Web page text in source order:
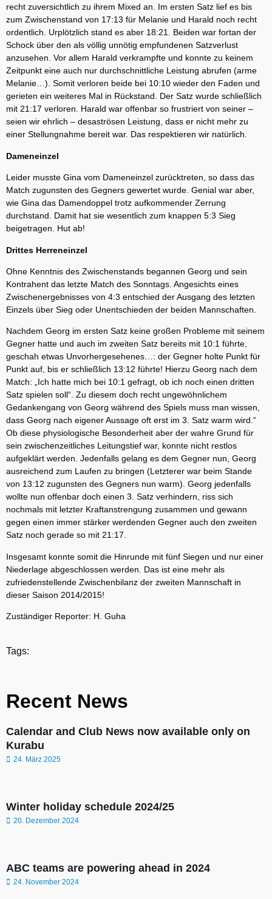
recht zuversichtlich zu ihrem Mixed an. Im ersten Satz lief es bis
zum Zwischenstand von 17:13 für Melanie und Harald noch recht
ordentlich. Urplötzlich stand es aber 18:21. Beiden war fortan der
Schock über den als völlig unnötig empfundenen Satzverlust
anzusehen. Vor allem Harald verkrampfte und konnte zu keinem
Zeitpunkt eine auch nur durchschnittliche Leistung abrufen (arme
Melanie…). Somit verloren beide bei 10:10 wieder den Faden und
gerieten ein weiteres Mal in Rückstand. Der Satz wurde schließlich
mit 21:17 verloren. Harald war offenbar so frustriert von seiner –
seien wir ehrlich – desaströsen Leistung, dass er nicht mehr zu
einer Stellungnahme bereit war. Das respektieren wir natürlich.
Dameneinzel
Leider musste Gina vom Dameneinzel zurücktreten, so dass das
Match zugunsten des Gegners gewertet wurde. Genial war aber,
wie Gina das Damendoppel trotz aufkommender Zerrung
durchstand. Damit hat sie wesentlich zum knappen 5:3 Sieg
beigetragen. Hut ab!
Drittes Herreneinzel
Ohne Kenntnis des Zwischenstands begannen Georg und sein
Kontrahent das letzte Match des Sonntags. Angesichts eines
Zwischenergebnisses von 4:3 entschied der Ausgang des letzten
Einzels über Sieg oder Unentschieden der beiden Mannschaften.
Nachdem Georg im ersten Satz keine großen Probleme mit seinem
Gegner hatte und auch im zweiten Satz bereits mit 10:1 führte,
geschah etwas Unvorhergesehenes…: der Gegner holte Punkt für
Punkt auf, bis er schließlich 13:12 führte! Hierzu Georg nach dem
Match: „Ich hatte mich bei 10:1 gefragt, ob ich noch einen dritten
Satz spielen soll“. Zu diesem doch recht ungewöhnlichem
Gedankengang von Georg während des Spiels muss man wissen,
dass Georg nach eigener Aussage oft erst im 3. Satz warm wird.“
Ob diese physiologische Besonderheit aber der wahre Grund für
sein zwischenzeitliches Leitungstief war, konnte nicht restlos
aufgeklärt werden. Jedenfalls gelang es dem Gegner nun, Georg
ausreichend zum Laufen zu bringen (Letzterer war beim Stande
von 13:12 zugunsten des Gegners nun warm). Georg jedenfalls
wollte nun offenbar doch einen 3. Satz verhindern, riss sich
nochmals mit letzter Kraftanstrengung zusammen und gewann
gegen einen immer stärker werdenden Gegner auch den zweiten
Satz noch gerade so mit 21:17.
Insgesamt konnte somit die Hinrunde mit fünf Siegen und nur einer
Niederlage abgeschlossen werden. Das ist eine mehr als
zufriedenstellende Zwischenbilanz der zweiten Mannschaft in
dieser Saison 2014/2015!
Zuständiger Reporter: H. Guha
Tags:
Recent News
Calendar and Club News now available only on
Kurabu
24. März 2025
Winter holiday schedule 2024/25
20. Dezember 2024
ABC teams are powering ahead in 2024
24. November 2024